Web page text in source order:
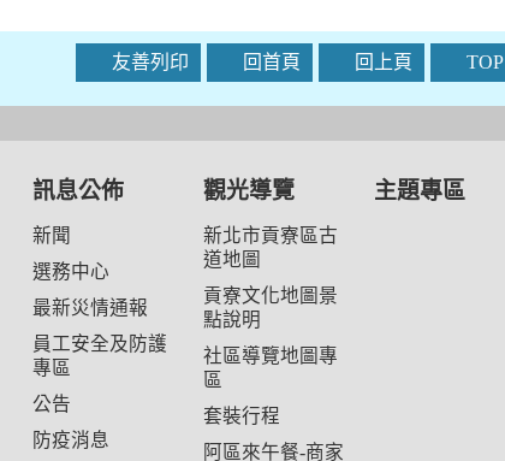
友善列印 回首頁 回上頁 TOP
訊息公佈
新聞
選務中心
最新災情通報
員工安全及防護
專區
公告
防疫消息
觀光導覽
新北市貢寮區古
道地圖
貢寮文化地圖景
點說明
社區導覽地圖專
區
套裝行程
阿區來午餐-商家
主題專區